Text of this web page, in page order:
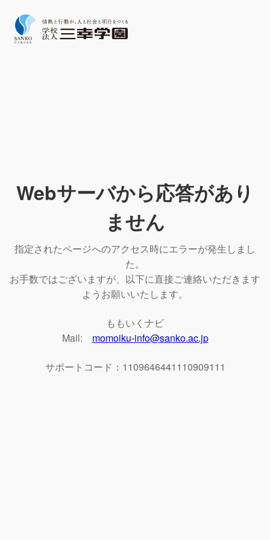
Webサーバから応答があり
ません
指定されたページへのアクセス時にエラーが発生しまし
た。
お手数ではございますが、以下に直接ご連絡いただきます
ようお願いいたします。
ももいくナビ
Mail: momoiku-info@sanko.ac.jp
サポートコード：1109646441110909111